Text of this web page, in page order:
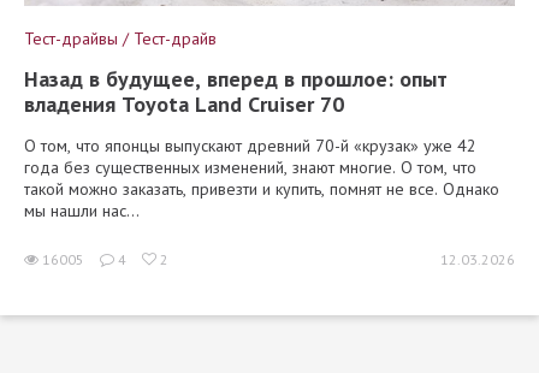
Тест-драйвы / Тест-драйв
Назад в будущее, вперед в прошлое: опыт
владения Toyota Land Cruiser 70
О том, что японцы выпускают древний 70-й «крузак» уже 42
года без существенных изменений, знают многие. О том, что
такой можно заказать, привезти и купить, помнят не все. Однако
мы нашли нас...
16005 4 2 12.03.2026